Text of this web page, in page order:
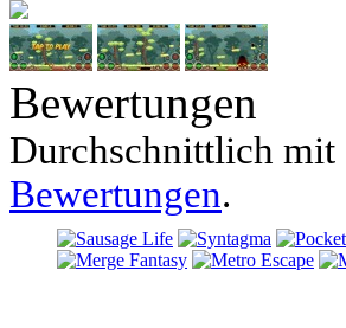
Bewertungen
Durchschnittlich mit
Bewertungen.